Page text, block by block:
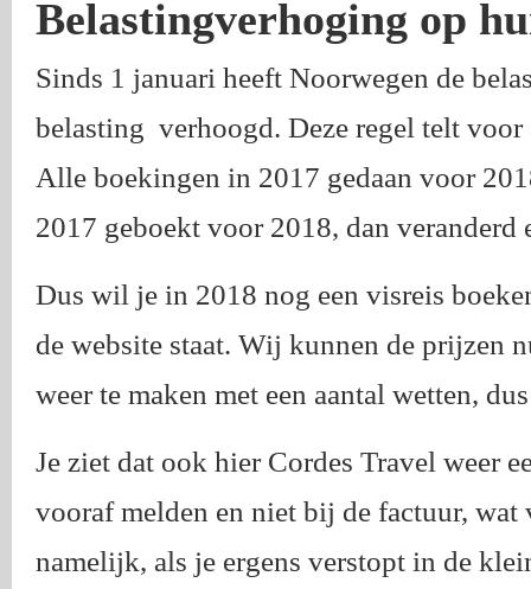
Belastingverhoging op
Sinds 1 januari heeft Noorwegen de
belasting verhoogd. Deze regel telt
Alle boekingen in 2017 gedaan voor
2017 geboekt voor 2018, dan veranderd
Dus wil je in 2018 nog een visreis
de website staat. Wij kunnen de prijzen
weer te maken met een aantal wetten,
Je ziet dat ook hier Cordes Travel weer
vooraf melden en niet bij de factuur, wat
namelijk, als je ergens verstopt in de